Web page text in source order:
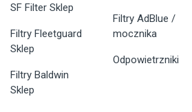
SF Filter Sklep
Filtry Fleetguard
Sklep
Filtry Baldwin
Sklep
Filtry AdBlue /
mocznika
Odpowietrzniki